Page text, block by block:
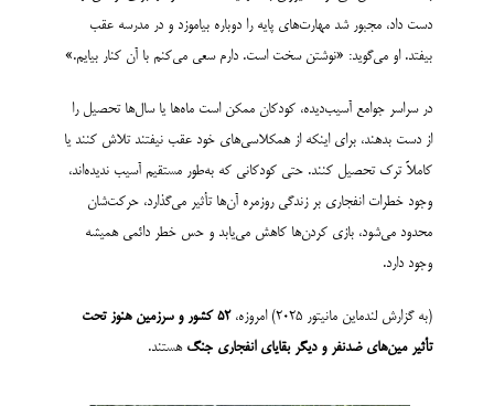
دست داد، مجبور شد مهارت‌های پایه‌ را دوباره بیاموزد و در مدرسه عقب
بیفتد. او می‌گوید: «نوشتن سخت است. دارم سعی می‌کنم با آن کنار بیایم.»
در سراسر جوامع آسیب‌دیده، کودکان ممکن است ماه‌ها یا سال‌ها تحصیل را
از دست بدهند، برای اینکه از همکلاسی‌های خود عقب نیفتند تلاش کنند یا
کاملاً ترک تحصیل کنند. حتی کودکانی که به‌طور مستقیم آسیب ندیده‌اند،
وجود خطرات انفجاری بر زندگی روزمره آن‌ها تأثیر می‌گذارد، حرکت‌شان
محدود می‌شود، بازی کردن‌ها کاهش می‌یابد و حس خطر دائمی همیشه
وجود دارد.
(به گزارش لندماین مانیتور 2025) امروزه، ۵۲ کشور و سرزمین هنوز تحت
تأثیر مین‌های ضدنفر و دیگر بقایای انفجاری جنگ هستند.